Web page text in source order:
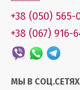
+38 (050) 565-
+38 (067) 916-
МЫ В СОЦ.СЕТЯХ